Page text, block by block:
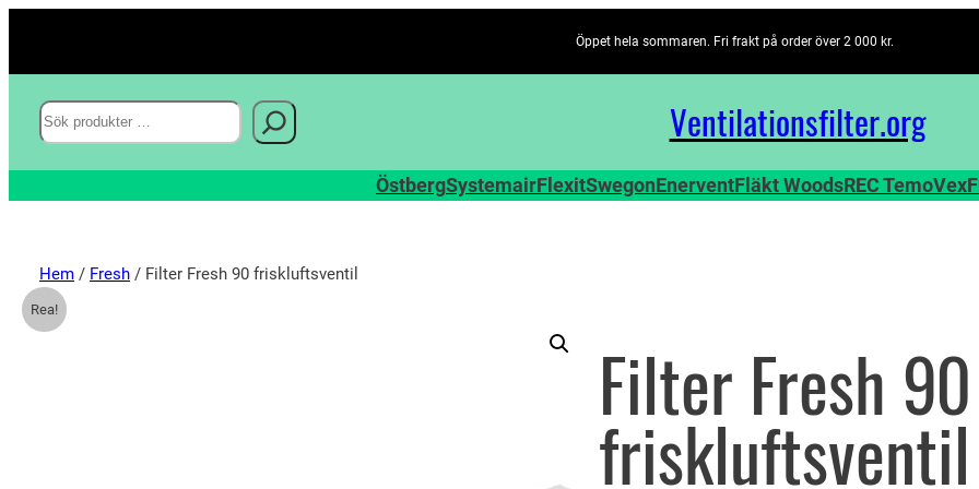
Öppet hela sommaren. Fri frakt på order över 2 000 kr.
Sök Ventilationsfilter­.org
ÖstbergSystemairFlexitSwegonEnerventFläkt WoodsREC TemoVex
Hem / Fresh / Filter Fresh 90 friskluftsventil
Rea!
Filter Fresh 90
friskluftsventil